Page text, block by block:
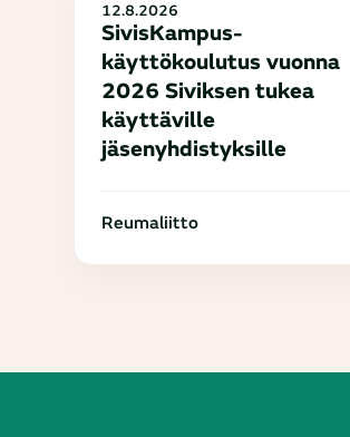
12.8.2026
SivisKampus-
käyttökoulutus vuonna
2026 Siviksen tukea
käyttäville
jäsenyhdistyksille
Reumaliitto